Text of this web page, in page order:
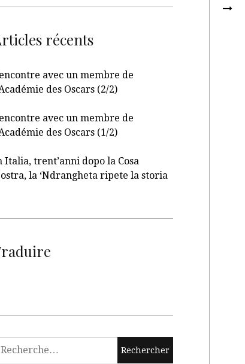
récents
avec un membre de
des Oscars (2/2)
avec un membre de
des Oscars (1/2)
Italia, trent’anni dopo la Cosa
la ‘Ndrangheta ripete la storia